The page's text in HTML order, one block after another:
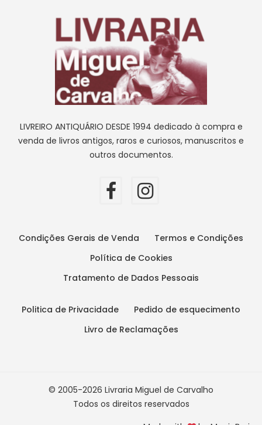
LIVREIRO ANTIQUÁRIO DESDE 1994 dedicado à compra e
venda de livros antigos, raros e curiosos, manuscritos e
outros documentos.
Condições Gerais de Venda
Termos e Condições
Política de Cookies
Tratamento de Dados Pessoais
Politica de Privacidade
Pedido de esquecimento
Livro de Reclamações
© 2005-2026 Livraria Miguel de Carvalho
Todos os direitos reservados